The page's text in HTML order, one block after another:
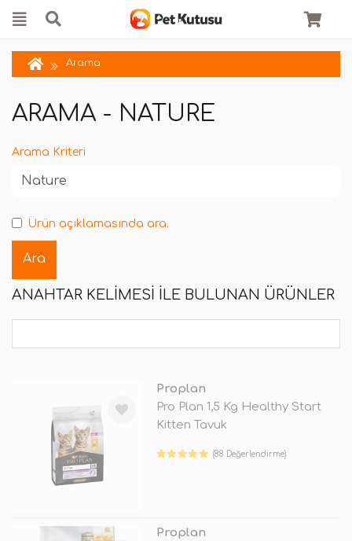
Arama
ARAMA - NATURE
Arama Kriteri
Ürün açıklamasında ara.
ANAHTAR KELIMESI ILE BULUNAN ÜRÜNLER
Proplan
Pro Plan 1,5 Kg Healthy Start
Kitten Tavuk
(88 Değerlendirme)
Proplan